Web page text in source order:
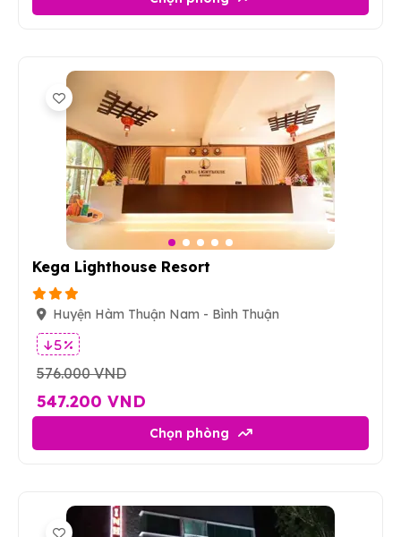
Kega Lighthouse Resort
Huyện Hàm Thuận Nam - Bình Thuận
5 %
576.000 VND
547.200 VND
Chọn phòng